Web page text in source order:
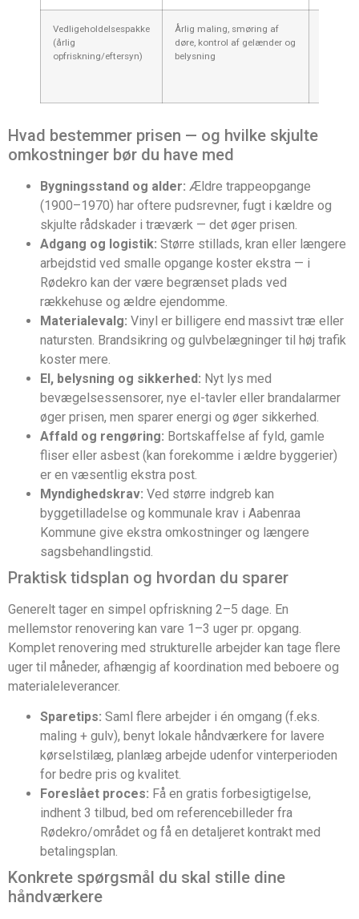
Vedligeholdelsespakke
(årlig
opfriskning/eftersyn)
Årlig maling, smøring af
døre, kontrol af gelænder og
belysning
Hvad bestemmer prisen — og hvilke skjulte
omkostninger bør du have med
Bygningsstand og alder: Ældre trappeopgange
(1900–1970) har oftere pudsrevner, fugt i kældre og
skjulte rådskader i træværk — det øger prisen.
Adgang og logistik: Større stillads, kran eller længere
arbejdstid ved smalle opgange koster ekstra — i
Rødekro kan der være begrænset plads ved
rækkehuse og ældre ejendomme.
Materialevalg: Vinyl er billigere end massivt træ eller
natursten. Brandsikring og gulvbelægninger til høj trafik
koster mere.
El, belysning og sikkerhed: Nyt lys med
bevægelsessensorer, nye el-tavler eller brandalarmer
øger prisen, men sparer energi og øger sikkerhed.
Affald og rengøring: Bortskaffelse af fyld, gamle
fliser eller asbest (kan forekomme i ældre byggerier)
er en væsentlig ekstra post.
Myndighedskrav: Ved større indgreb kan
byggetilladelse og kommunale krav i Aabenraa
Kommune give ekstra omkostninger og længere
sagsbehandlingstid.
Praktisk tidsplan og hvordan du sparer
Generelt tager en simpel opfriskning 2–5 dage. En
mellemstor renovering kan vare 1–3 uger pr. opgang.
Komplet renovering med strukturelle arbejder kan tage flere
uger til måneder, afhængig af koordination med beboere og
materialeleverancer.
Sparetips: Saml flere arbejder i én omgang (f.eks.
maling + gulv), benyt lokale håndværkere for lavere
kørselstilæg, planlæg arbejde udenfor vinterperioden
for bedre pris og kvalitet.
Foreslået proces: Få en gratis forbesigtigelse,
indhent 3 tilbud, bed om referencebilleder fra
Rødekro/området og få en detaljeret kontrakt med
betalingsplan.
Konkrete spørgsmål du skal stille dine
håndværkere